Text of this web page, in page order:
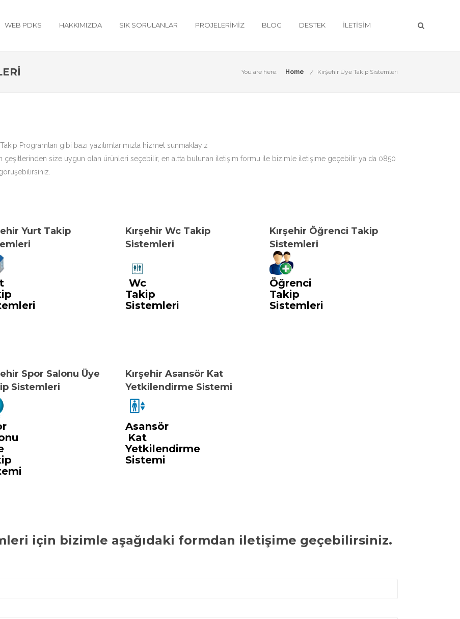
WEB PDKS HAKKIMIZDA SIK SORULANLAR PROJELERIMIZ BLOG DESTEK İLETISIM
You are here: Home Kırşehir Üye Takip Sistemleri
Programları gibi bazı yazılımlarımızla hizmet sunmaktayız
çeşitlerinden size uygun olan ürünleri seçebilir, en altta bulunan iletişim formu ile bizimle iletişime geçebilir ya da 0850
Yurt Takip
Kırşehir Wc Takip
Sistemleri
Wc
Takip
Sistemleri
Kırşehir Öğrenci Takip
Sistemleri
Öğrenci
Takip
Sistemleri
Spor Salonu Üye
Sistemleri
Kırşehir Asansör Kat
Yetkilendirme Sistemi
Asansör
Kat
Yetkilendirme
Sistemi
için bizimle aşağıdaki formdan iletişime geçebilirsiniz.